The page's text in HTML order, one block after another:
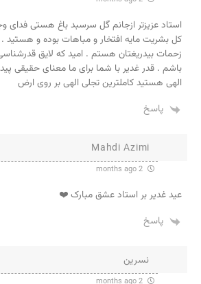
استاد عزیزتر ازجانم گل سرسبد باغ هستی فدای
کل بشریت مایه افتخار و مباهات بوده و هستید .
زحمات بیدریغتان هستم . امید که لایق
باشم . قدر غدیر با شما برای ما معنای حقیقی
الهی هستید کاملترین تجلی الهی بر روی ارض
پاسخ
Mahdi Azimi
عید غدیر بر استاد عشق مبارک ❤️
پاسخ
نسرین